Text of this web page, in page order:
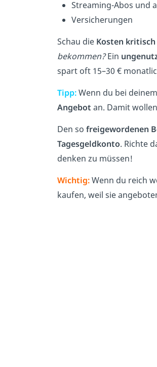
Streaming-Abos und
Versicherungen
Schau die Kosten kritisch
bekommen?Ein
spart oft 15–30 €
Tipp:Wenn du bei
Angebot an. Damit
Den so freigewordenen
Tagesgeldkonto. Richte
denken zu müssen!
Wichtig:Wenn du reich
kaufen, weil sie